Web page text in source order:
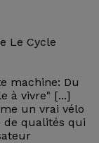
Le Cycle
machine: Du
à vivre" [...]
un vrai vélo
de qualités qui